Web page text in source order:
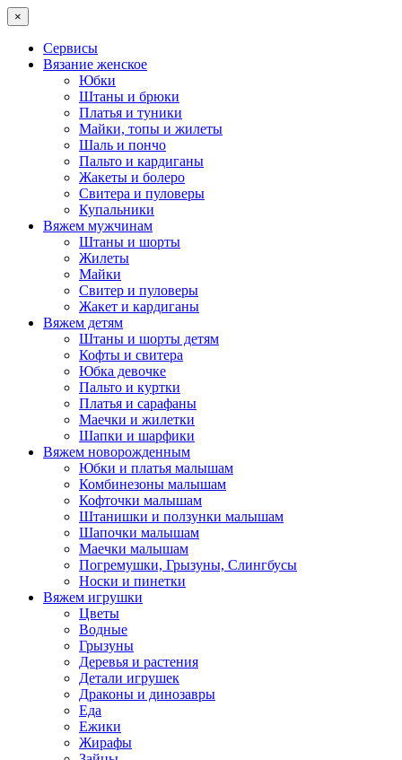
×
Сервисы
Вязание женское
Юбки
Штаны и брюки
Платья и туники
Майки, топы и жилеты
Шаль и пончо
Пальто и кардиганы
Жакеты и болеро
Свитера и пуловеры
Купальники
Вяжем мужчинам
Штаны и шорты
Жилеты
Майки
Свитер и пуловеры
Жакет и кардиганы
Вяжем детям
Штаны и шорты детям
Кофты и свитера
Юбка девочке
Пальто и куртки
Платья и сарафаны
Маечки и жилетки
Шапки и шарфики
Вяжем новорожденным
Юбки и платья малышам
Комбинезоны малышам
Кофточки малышам
Штанишки и ползунки малышам
Шапочки малышам
Маечки малышам
Погремушки, Грызуны, Слингбусы
Носки и пинетки
Вяжем игрушки
Цветы
Водные
Грызуны
Деревья и растения
Детали игрушек
Драконы и динозавры
Еда
Ежики
Жирафы